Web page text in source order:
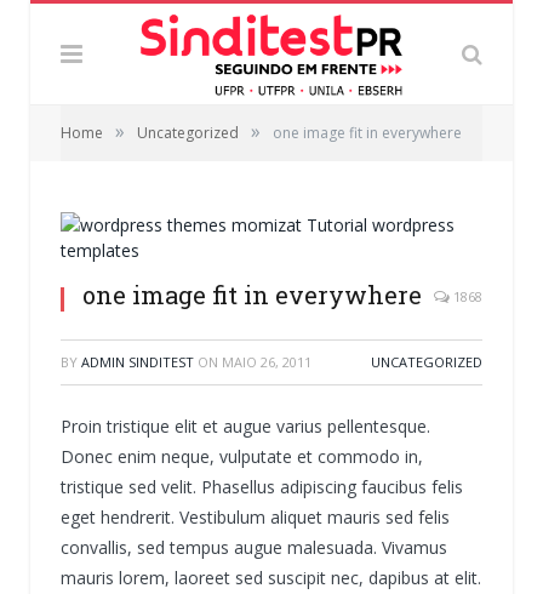
Home » Uncategorized » one image fit in everywhere
one image fit in everywhere 1868
BY ADMIN SINDITEST ON MAIO 26, 2011 UNCATEGORIZED
Proin tristique elit et augue varius pellentesque.
Donec enim neque, vulputate et commodo in,
tristique sed velit. Phasellus adipiscing faucibus felis
eget hendrerit. Vestibulum aliquet mauris sed felis
convallis, sed tempus augue malesuada. Vivamus
mauris lorem, laoreet sed suscipit nec, dapibus at elit.